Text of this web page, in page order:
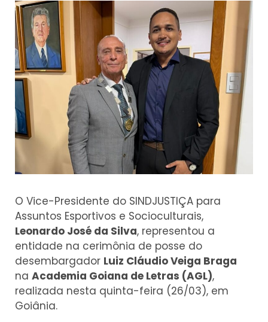
O Vice-Presidente do SINDJUSTIÇA para
Assuntos Esportivos e Socioculturais,
Leonardo José da Silva, representou a
entidade na cerimônia de posse do
desembargador Luiz Cláudio Veiga Braga
na Academia Goiana de Letras (AGL),
realizada nesta quinta-feira (26/03), em
Goiânia.